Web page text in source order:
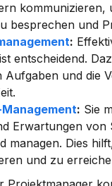
kommunizieren,
besprechen und
:
ist entscheidend.
Aufgaben und die
: Sie
Erwartungen von
managen. Dies
und zu